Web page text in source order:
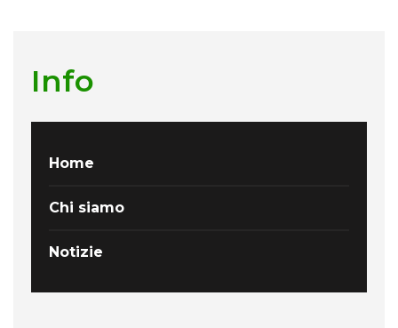
Info
Home
Chi siamo
Notizie